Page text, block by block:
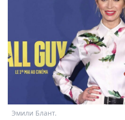
Эмили Блант.